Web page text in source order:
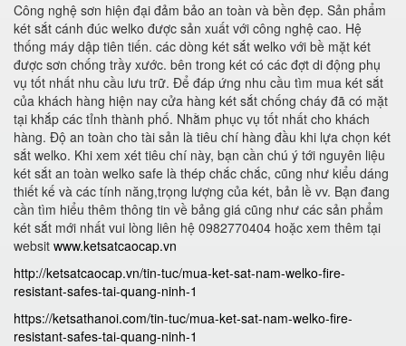
Công nghệ sơn hiện đại đảm bảo an toàn và bền đẹp. Sản phẩm
két sắt cánh đúc welko được sản xuất với công nghệ cao. Hệ
thống máy dập tiên tiến. các dòng két sắt welko với bề mặt két
được sơn chống trầy xước. bên trong két có các đợt di động phụ
vụ tốt nhất nhu cầu lưu trữ. Để đáp ứng nhu cầu tìm mua két sắt
của khách hàng hiện nay cửa hàng két sắt chống cháy đã có mặt
tại khắp các tỉnh thành phố. Nhằm phục vụ tốt nhất cho khách
hàng. Độ an toàn cho tài sản là tiêu chí hàng đầu khi lựa chọn két
sắt welko. Khi xem xét tiêu chí này, bạn cần chú ý tới nguyên liệu
két sắt an toàn welko safe là thép chắc chắc, cũng như kiểu dáng
thiết kế và các tính năng,trọng lượng của két, bản lề vv. Bạn đang
cần tìm hiểu thêm thông tin về bảng giá cũng như các sản phẩm
két sắt mới nhất vui lòng liên hệ 0982770404 hoặc xem thêm tại
websit www.ketsatcaocap.vn
http://ketsatcaocap.vn/tin-tuc/mua-ket-sat-nam-welko-fire-
resistant-safes-tai-quang-ninh-1
https://ketsathanoi.com/tin-tuc/mua-ket-sat-nam-welko-fire-
resistant-safes-tai-quang-ninh-1